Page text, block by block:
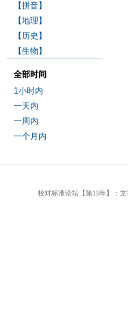
【拼音】
【地理】
【历史】
【生物】
全部时间
1小时内
一天内
一周内
一个月内
校对标准论坛【第15年】：文